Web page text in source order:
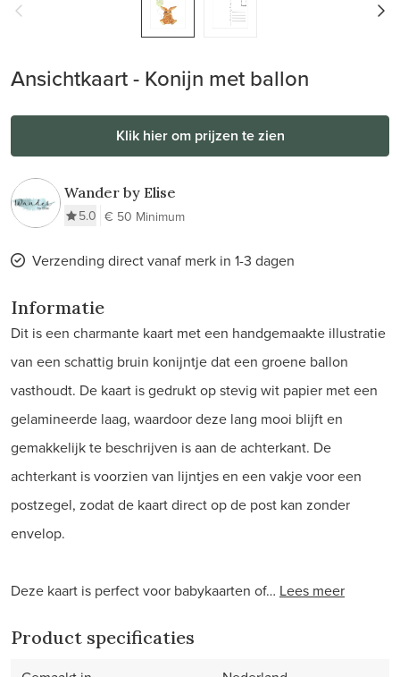
Ansichtkaart - Konijn met ballon
Klik hier om prijzen te zien
Wander by Elise
5.0 € 50 Minimum
Verzending direct vanaf merk in 1-3 dagen
Informatie
Dit is een charmante kaart met een handgemaakte illustratie
van een schattig bruin konijntje dat een groene ballon
vasthoudt. De kaart is gedrukt op stevig wit papier met een
gelamineerde laag, waardoor deze lang mooi blijft en
gemakkelijk te beschrijven is aan de achterkant. De
achterkant is voorzien van lijntjes en een vakje voor een
postzegel, zodat de kaart direct op de post kan zonder
envelop.
Deze kaart is perfect voor babykaarten of… Lees meer
Product specificaties